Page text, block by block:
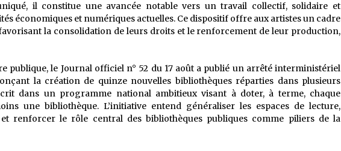
il constitue une avancée notable vers un travail collectif, solidaire et
économiques et numériques actuelles. Ce dispositif offre aux artistes un cadre
la consolidation de leurs droits et le renforcement de leur production,
publique, le Journal officiel n° 52 du 17 août a publié un arrêté interministériel
la création de quinze nouvelles bibliothèques réparties dans plusieurs
dans un programme national ambitieux visant à doter, à terme, chaque
une bibliothèque. L’initiative entend généraliser les espaces de lecture,
renforcer le rôle central des bibliothèques publiques comme piliers de la